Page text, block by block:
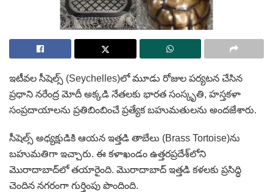
ఇటీవల సీషెల్స్‌ (Seychelles)లో మూడు రోజుల పర్యటన చేసిన
ప్రధాని నరేంద్ర మోదీ అక్కడి నేతలకు భారత సంస్కృతి, హస్తకళా
సంప్రదాయాలను ప్రతిబింబించే ప్రత్యేక బహుమతులను అందజేశారు.
సీషెల్స్‌ అధ్యక్షుడికి ఆయన ఇత్తడి తాబేలు (Brass Tortoise)ను
బహుమతిగా ఇచ్చారు. ఈ కళాఖండం ఉత్తరప్రదేశ్‌లోని
మొరాదాబాద్‌లో తయారైంది. మొరాదాబాద్‌ ఇత్తడి కళలకు ప్రసిద్ధి
చెందిన నగరంగా గుర్తింపు పొందింది.